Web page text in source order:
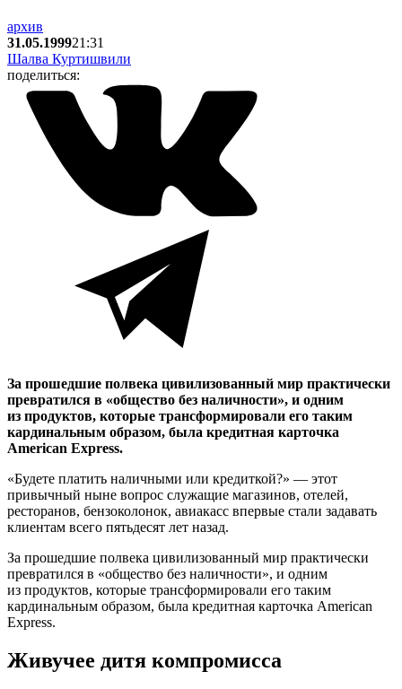
архив
31.05.199921:31
Шалва Куртишвили
поделиться:
За прошедшие полвека цивилизованный мир практически
превратился в «общество без наличности», и одним
из продуктов, которые трансформировали его таким
кардинальным образом, была кредитная карточка
American Express.
«Будете платить наличными или кредиткой?» — этот
привычный ныне вопрос служащие магазинов, отелей,
ресторанов, бензоколонок, авиакасс впервые стали задавать
клиентам всего пятьдесят лет назад.
За прошедшие полвека цивилизованный мир практически
превратился в «общество без наличности», и одним
из продуктов, которые трансформировали его таким
кардинальным образом, была кредитная карточка American
Express.
Живучее дитя компромисса